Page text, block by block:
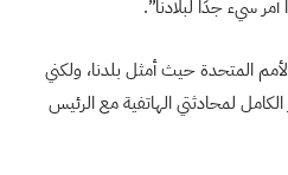
سيء جدًا لبلادنا”.
المتحدة حيث أمثل بلدنا، ولكني
لمحادثتي الهاتفية مع الرئيس